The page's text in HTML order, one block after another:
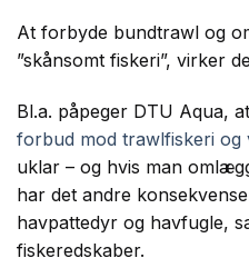
At forbyde bundtrawl og
”skånsomt fiskeri”, virker
Bl.a. påpeger DTU Aqua,
forbud mod trawlfiskeri og
uklar – og hvis man
har det andre
havpattedyr og havfugle,
fiskeredskaber.